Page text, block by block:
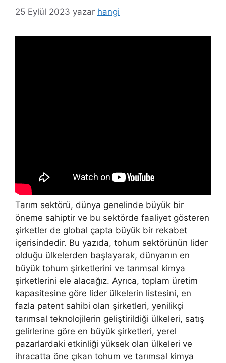
25 Eylül 2023 yazar hangi
Tarım sektörü, dünya genelinde büyük bir
öneme sahiptir ve bu sektörde faaliyet gösteren
şirketler de global çapta büyük bir rekabet
içerisindedir. Bu yazıda, tohum sektörünün lider
olduğu ülkelerden başlayarak, dünyanın en
büyük tohum şirketlerini ve tarımsal kimya
şirketlerini ele alacağız. Ayrıca, toplam üretim
kapasitesine göre lider ülkelerin listesini, en
fazla patent sahibi olan şirketleri, yenilikçi
tarımsal teknolojilerin geliştirildiği ülkeleri, satış
gelirlerine göre en büyük şirketleri, yerel
pazarlardaki etkinliği yüksek olan ülkeleri ve
ihracatta öne çıkan tohum ve tarımsal kimya